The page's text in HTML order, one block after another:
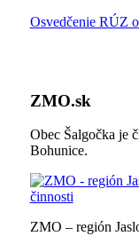
Osvedčenie RÚZ
ZMO.sk
Obec Šalgočka je
Bohunice.
ZMO – región